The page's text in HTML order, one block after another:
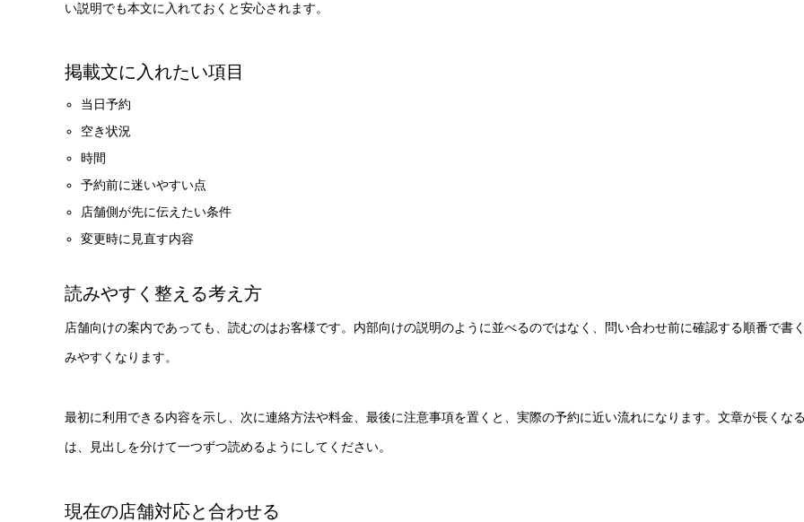
い説明でも本文に入れておくと安心されます。
掲載文に入れたい項目
当日予約
空き状況
時間
予約前に迷いやすい点
店舗側が先に伝えたい条件
変更時に見直す内容
読みやすく整える考え方
店舗向けの案内であっても、読むのはお客様です。内部向けの説明のように並べるのではなく、問い合わせ前に確認する順番で書
みやすくなります。
最初に利用できる内容を示し、次に連絡方法や料金、最後に注意事項を置くと、実際の予約に近い流れになります。文章が長くな
は、見出しを分けて一つずつ読めるようにしてください。
現在の店舗対応と合わせる